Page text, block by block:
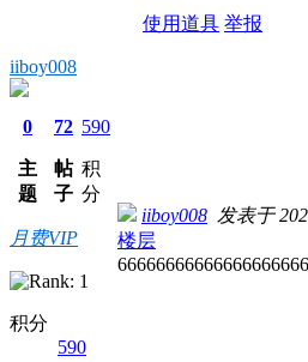
使用道具 举报
iiboy008
0
主
题
72
帖
子
590
积
分
月费VIP
积分
590
iiboy008 发表于
楼层